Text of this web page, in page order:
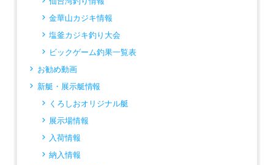
金華山カジキ情報
塩釜カジキ釣り大会
ビックゲーム釣果一覧表
お勧め動画
新艇・展示艇情報
くろしおオリジナル艇
展示場情報
入荷情報
納入情報